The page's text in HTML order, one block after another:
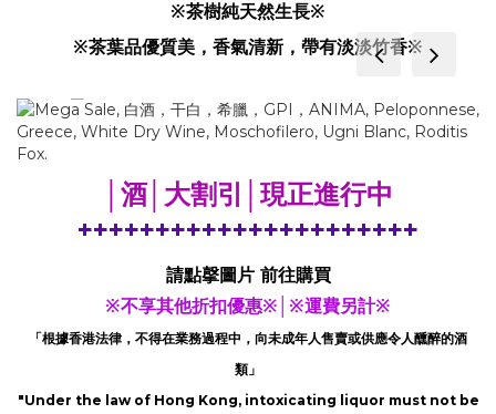
※茶樹純天然生長※
※茶葉品優質美，香氣清新，帶有淡淡竹香※
prev next
│酒│大割引│現正進行中
++++++++++++++++++++++
請點撀圖片 前往購買
※不享其他折扣優惠※│※運費另計※
「根據香港法律，不得在業務過程中，向未成年人售賣或供應令人醺醉的酒
類」
"Under the law of Hong Kong, intoxicating liquor must not be